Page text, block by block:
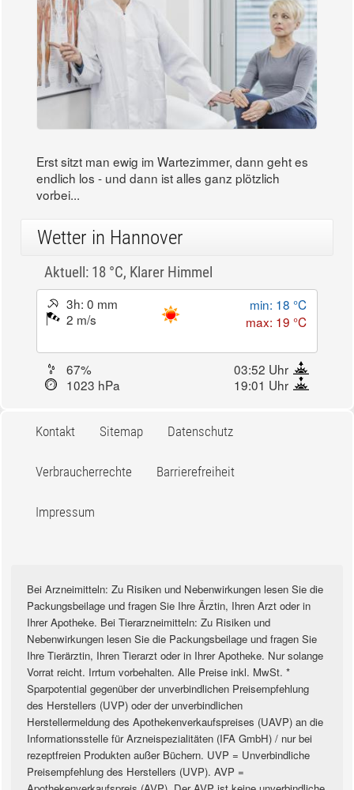
Erst sitzt man ewig im Wartezimmer, dann geht es
endlich los - und dann ist alles ganz plötzlich
vorbei...
Wetter in Hannover
Aktuell: 18 °C, Klarer Himmel
3h: 0 mm
2 m/s
min: 18 °C
max: 19 °C
67%
03:52 Uhr
1023 hPa
19:01 Uhr
Kontakt Sitemap Datenschutz
Verbraucherrechte Barrierefreiheit
Impressum
Bei Arzneimitteln: Zu Risiken und Nebenwirkungen lesen Sie die
Packungsbeilage und fragen Sie Ihre Ärztin, Ihren Arzt oder in
Ihrer Apotheke. Bei Tierarzneimitteln: Zu Risiken und
Nebenwirkungen lesen Sie die Packungsbeilage und fragen Sie
Ihre Tierärztin, Ihren Tierarzt oder in Ihrer Apotheke. Nur solange
Vorrat reicht. Irrtum vorbehalten. Alle Preise inkl. MwSt. *
Sparpotential gegenüber der unverbindlichen Preisempfehlung
des Herstellers (UVP) oder der unverbindlichen
Herstellermeldung des Apothekenverkaufspreises (UAVP) an die
Informationsstelle für Arzneispezialitäten (IFA GmbH) / nur bei
rezeptfreien Produkten außer Büchern. UVP = Unverbindliche
Preisempfehlung des Herstellers (UVP). AVP =